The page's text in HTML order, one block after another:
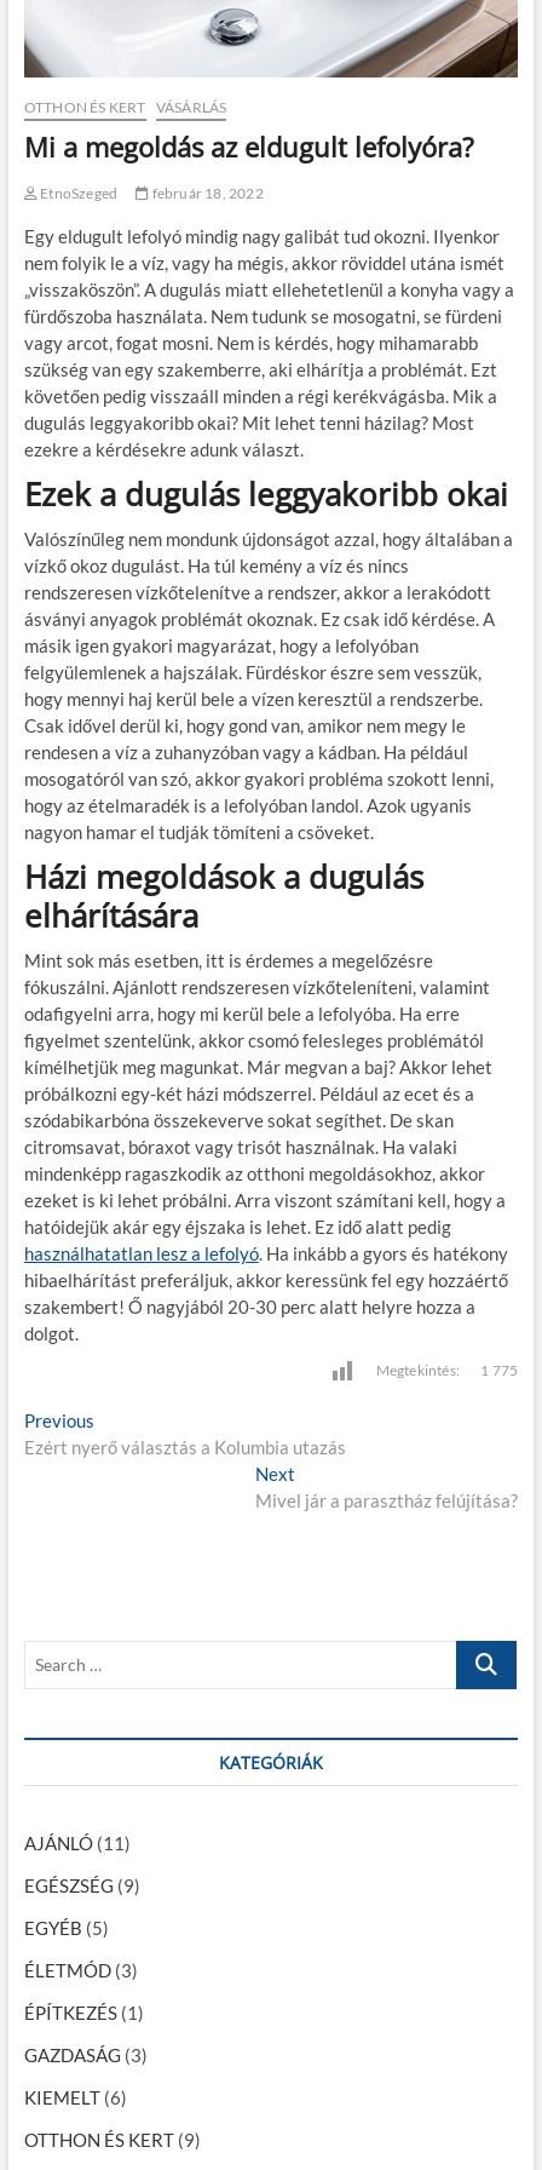
OTTHON ÉS KERT VÁSÁRLÁS
Mi a megoldás az eldugult lefolyóra?
EtnoSzeged február 18, 2022
Egy eldugult lefolyó mindig nagy galibát tud okozni. Ilyenkor
nem folyik le a víz, vagy ha mégis, akkor röviddel utána ismét
„visszaköszön”. A dugulás miatt ellehetetlenül a konyha vagy a
fürdőszoba használata. Nem tudunk se mosogatni, se fürdeni
vagy arcot, fogat mosni. Nem is kérdés, hogy mihamarabb
szükség van egy szakemberre, aki elhárítja a problémát. Ezt
követően pedig visszaáll minden a régi kerékvágásba. Mik a
dugulás leggyakoribb okai? Mit lehet tenni házilag? Most
ezekre a kérdésekre adunk választ.
Ezek a dugulás leggyakoribb okai
Valószínűleg nem mondunk újdonságot azzal, hogy általában a
vízkő okoz dugulást. Ha túl kemény a víz és nincs
rendszeresen vízkőtelenítve a rendszer, akkor a lerakódott
ásványi anyagok problémát okoznak. Ez csak idő kérdése. A
másik igen gyakori magyarázat, hogy a lefolyóban
felgyülemlenek a hajszálak. Fürdéskor észre sem vesszük,
hogy mennyi haj kerül bele a vízen keresztül a rendszerbe.
Csak idővel derül ki, hogy gond van, amikor nem megy le
rendesen a víz a zuhanyzóban vagy a kádban. Ha például
mosogatóról van szó, akkor gyakori probléma szokott lenni,
hogy az ételmaradék is a lefolyóban landol. Azok ugyanis
nagyon hamar el tudják tömíteni a csöveket.
Házi megoldások a dugulás
elhárítására
Mint sok más esetben, itt is érdemes a megelőzésre
fókuszálni. Ajánlott rendszeresen vízkőteleníteni, valamint
odafigyelni arra, hogy mi kerül bele a lefolyóba. Ha erre
figyelmet szentelünk, akkor csomó felesleges problémától
kímélhetjük meg magunkat. Már megvan a baj? Akkor lehet
próbálkozni egy-két házi módszerrel. Például az ecet és a
szódabikarbóna összekeverve sokat segíthet. De skan
citromsavat, bóraxot vagy trisót használnak. Ha valaki
mindenképp ragaszkodik az otthoni megoldásokhoz, akkor
ezeket is ki lehet próbálni. Arra viszont számítani kell, hogy a
hatóidejük akár egy éjszaka is lehet. Ez idő alatt pedig
használhatatlan lesz a lefolyó. Ha inkább a gyors és hatékony
hibaelhárítást preferáljuk, akkor keressünk fel egy hozzáértő
szakembert! Ő nagyjából 20-30 perc alatt helyre hozza a
dolgot.
Megtekintés: 1 775
B
e
z
é
s
n
v
i
g
á
c
i
ó
Previous
r
s
:
Ezért nyerő választás a Kolumbia utazás
Next
e
:
Mivel jár a parasztház felújítása?
r
h
KATEGÓRIÁK
AJÁNLÓ(11)
EGÉSZSÉG (9)
EGYÉB (5)
ÉLETMÓD(3)
ÉPÍTKEZÉS(1)
GAZDASÁG (3)
KIEMELT(6)
OTTHON ÉS KERT(9)